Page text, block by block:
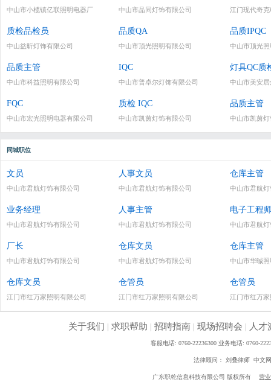
中山市小榄镇亿联照明电器厂 中山市晶同灯饰有限公司 江门现代奇
质检品检员
中山益昕灯饰有限公司
品质QA
中山市顶光照明有限公司
品质IPQC
中山市顶光
品质主管
中山市科益照明有限公司
IQC
中山市普卓尔灯饰有限公司
灯具QC质
中山市美安
FQC
中山市宏光照明电器有限公司
质检 IQC
中山市凯茵灯饰有限公司
品质主管
中山市凯茵
同城职位
文员
中山市君航灯饰有限公司
人事文员
中山市君航灯饰有限公司
仓库主管
中山市君航
业务经理
中山市君航灯饰有限公司
人事主管
中山市君航灯饰有限公司
电子工程
中山市君航
厂长
中山市君航灯饰有限公司
仓库文员
中山市君航灯饰有限公司
仓库主管
中山市华晠
仓库文员
江门市红万家照明有限公司
仓管员
江门市红万家照明有限公司
仓管员
江门市红万
关于我们 | 求职帮助 | 招聘指南| 现场招聘会 | 人才
客服电话: 0760-22236300 业务电话: 0760-
法律顾问： 刘叠律师 中文
广东职乾信息科技有限公司 版权所有 营